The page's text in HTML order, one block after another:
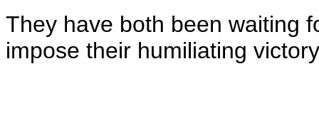
They have both been waiting
impose their humiliating